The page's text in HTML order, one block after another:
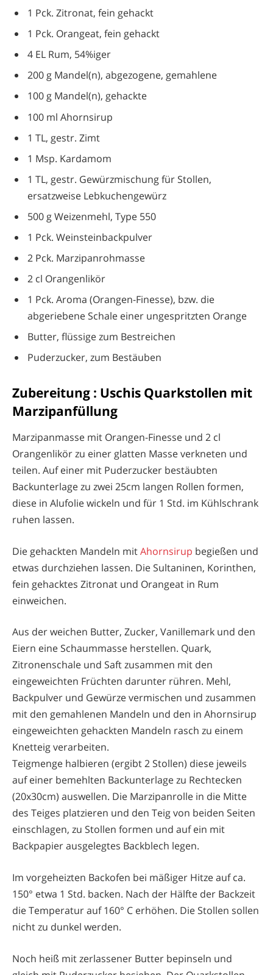
1 Pck. Zitronat, fein gehackt
1 Pck. Orangeat, fein gehackt
4 EL Rum, 54%iger
200 g Mandel(n), abgezogene, gemahlene
100 g Mandel(n), gehackte
100 ml Ahornsirup
1 TL, gestr. Zimt
1 Msp. Kardamom
1 TL, gestr. Gewürzmischung für Stollen,
ersatzweise Lebkuchengewürz
500 g Weizenmehl, Type 550
1 Pck. Weinsteinbackpulver
2 Pck. Marzipanrohmasse
2 cl Orangenlikör
1 Pck. Aroma (Orangen-Finesse), bzw. die
abgeriebene Schale einer ungespritzten Orange
Butter, flüssige zum Bestreichen
Puderzucker, zum Bestäuben
Zubereitung : Uschis Quarkstollen mit
Marzipanfüllung
Marzipanmasse mit Orangen-Finesse und 2 cl
Orangenlikör zu einer glatten Masse verkneten und
teilen. Auf einer mit Puderzucker bestäubten
Backunterlage zu zwei 25cm langen Rollen formen,
diese in Alufolie wickeln und für 1 Std. im Kühlschrank
ruhen lassen.
Die gehackten Mandeln mitAhornsirup begießen und
etwas durchziehen lassen. Die Sultaninen, Korinthen,
fein gehacktes Zitronat und Orangeat in Rum
einweichen.
Aus der weichen Butter, Zucker, Vanillemark und den
Eiern eine Schaummasse herstellen. Quark,
Zitronenschale und Saft zusammen mit den
eingeweichten Früchten darunter rühren. Mehl,
Backpulver und Gewürze vermischen und zusammen
mit den gemahlenen Mandeln und den in Ahornsirup
eingeweichten gehackten Mandeln rasch zu einem
Knetteig verarbeiten.
Teigmenge halbieren (ergibt 2 Stollen) diese jeweils
auf einer bemehlten Backunterlage zu Rechtecken
(20x30cm) auswellen. Die Marzipanrolle in die Mitte
des Teiges platzieren und den Teig von beiden Seiten
einschlagen, zu Stollen formen und auf ein mit
Backpapier ausgelegtes Backblech legen.
Im vorgeheizten Backofen bei mäßiger Hitze auf ca.
150° etwa 1 Std. backen. Nach der Hälfte der Backzeit
die Temperatur auf 160° C erhöhen. Die Stollen sollen
nicht zu dunkel werden.
Noch heiß mit zerlassener Butter bepinseln und